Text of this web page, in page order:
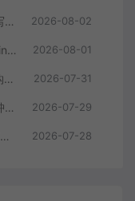
PHP 8.4 属性钩子实战：用一半代码写出更健壮的模型类 2026-08-02
PHP 8.4 数组新函数实战：用 array_find 和 array_any 重构集合查询逻辑 2026-08-01
PHP 8.4 属性钩子实战：用 get/set 钩子告别无意义的样板代码 2026-07-31
PHP 8.4 非对称可见性实战：告别臃肿的 getter/setter 控制读写分离 2026-07-29
PHP 8.4 Property Hooks 实战：用属性钩子替代臃肿的 getter/setter 2026-07-28